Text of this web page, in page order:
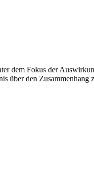
dem Fokus der
über den